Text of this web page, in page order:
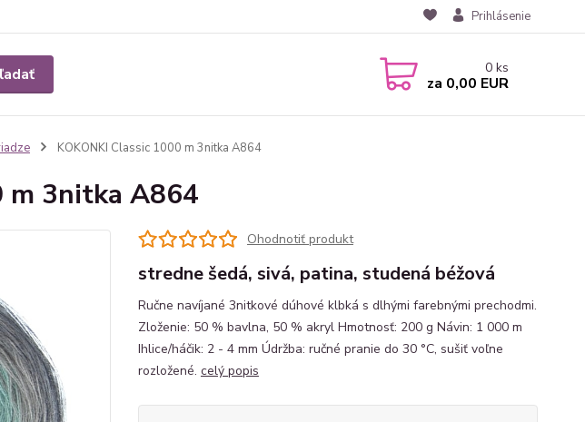
Prihlásenie
0 ks
za 0,00 EUR
KOKONKI Classic 1000 m 3nitka A864
m 3nitka A864
Ohodnotiť produkt
stredne šedá, sivá, patina, studená béžová
Ručne navíjané 3nitkové dúhové klbká s dlhými farebnými prechodmi.
Zloženie: 50 % bavlna, 50 % akryl Hmotnosť: 200 g Návin: 1 000 m
Ihlice/háčik: 2 - 4 mm Údržba: ručné pranie do 30 °C, sušiť voľne
rozložené. celý popis